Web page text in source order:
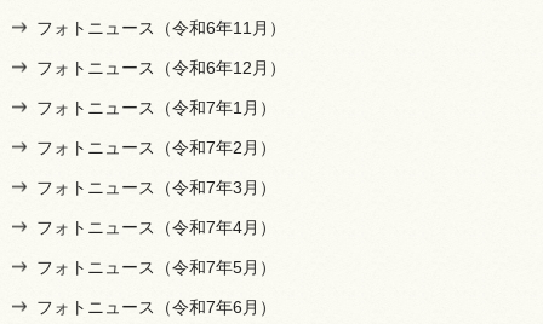
フォトニュース（令和6年11月）
フォトニュース（令和6年12月）
フォトニュース（令和7年1月）
フォトニュース（令和7年2月）
フォトニュース（令和7年3月）
フォトニュース（令和7年4月）
フォトニュース（令和7年5月）
フォトニュース（令和7年6月）